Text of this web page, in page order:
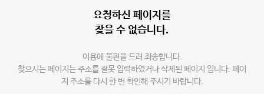
요청하신 페이지를
찾을 수 없습니다.
이용에 불편을 드려 죄송합니다.
찾으시는 페이지는 주소를 잘못 입력하였거나 삭제된 페이지 입니다. 페이
지 주소를 다시 한 번 확인해 주시기 바랍니다.